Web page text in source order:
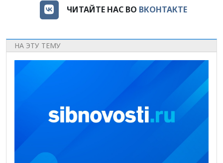
ЧИТАЙТЕ НАС ВО ВКОНТАКТЕ
НА ЭТУ ТЕМУ